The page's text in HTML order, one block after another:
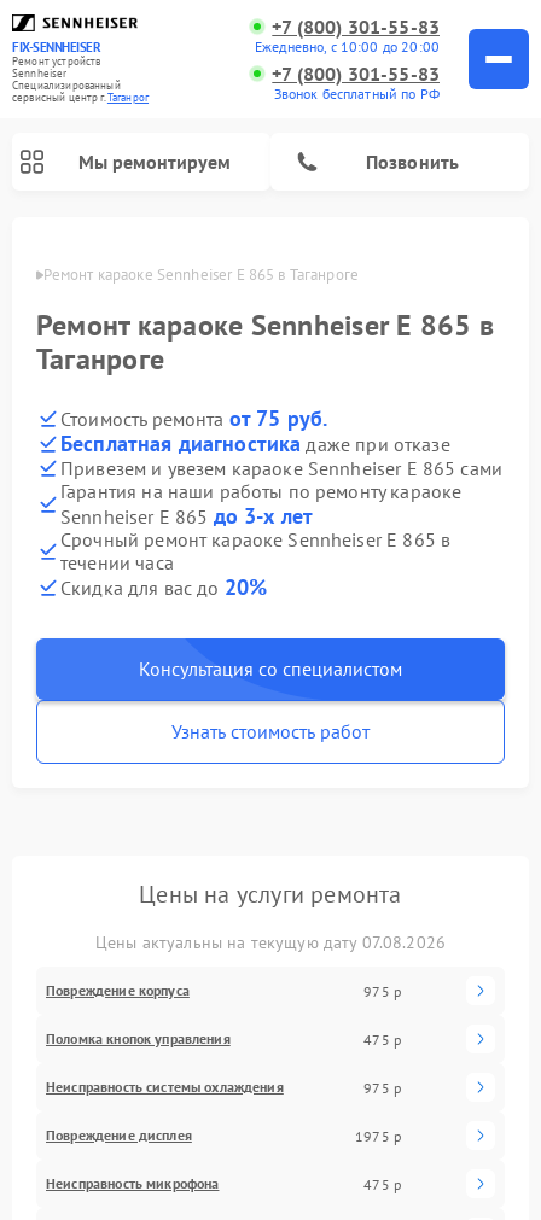
FIX-SENNHEISER
Ремонт устройств
Sennheiser
Специализированный
cервисный центр г.Таганрог
+7 (800) 301-55-83
Ежедневно, с 10:00 до 20:00
+7 (800) 301-55-83
Звонок бесплатный по РФ
Мы ремонтируем Позвонить
Ремонт караоке Sennheiser E 865 в Таганроге
Ремонт караоке Sennheiser E 865 в
Таганроге
Стоимость ремонта от 75 руб.
Бесплатная диагностика даже при отказе
Привезем и увезем караоке Sennheiser E 865 сами
Гарантия на наши работы по ремонту караоке
Sennheiser E 865 до 3-х лет
Срочный ремонт караоке Sennheiser E 865 в
течении часа
Скидка для вас до 20%
Консультация со специалистом
Узнать стоимость работ
Цены на услуги ремонта
Цены актуальны на текущую дату 07.08.2026
Повреждение корпуса 975 р
Поломка кнопок управления 475 р
Неисправность системы охлаждения 975 р
Повреждение дисплея 1975 р
Неисправность микрофона 475 р